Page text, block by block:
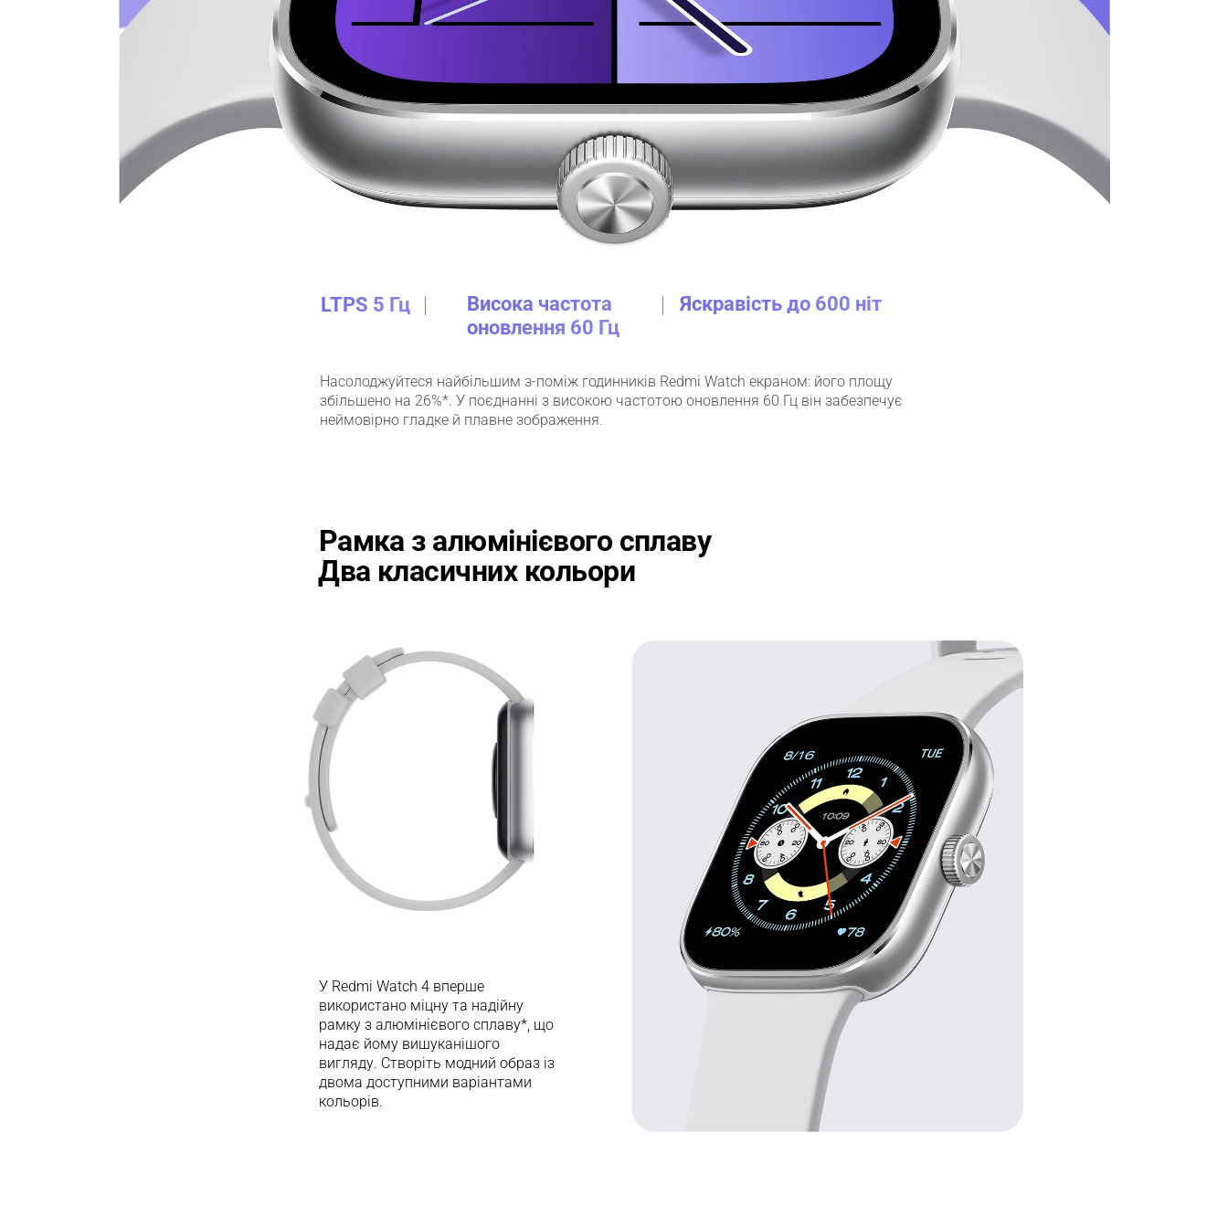
LTPS 5 Гц
Висока частота
оновлення 60 Гц
Яскравість до 600 ніт
Насолоджуйтеся найбільшим з-поміж годинників Redmi Watch екраном: його площу
збільшено на 26%*. У поєднанні з високою частотою оновлення 60 Гц він забезпечує
неймовірно гладке й плавне зображення.
Рамка з алюмінієвого сплаву
Два класичних кольори
У Redmi Watch 4 вперше
використано міцну та надійну
рамку з алюмінієвого сплаву*, що
надає йому вишуканішого
вигляду. Створіть модний образ із
двома доступними варіантами
кольорів.